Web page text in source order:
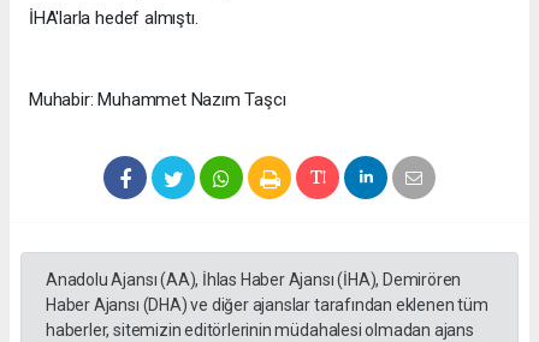
İHA'larla hedef almıştı.
Muhabir: Muhammet Nazım Taşcı
Anadolu Ajansı (AA), İhlas Haber Ajansı (İHA), Demirören
Haber Ajansı (DHA) ve diğer ajanslar tarafından eklenen tüm
haberler, sitemizin editörlerinin müdahalesi olmadan ajans